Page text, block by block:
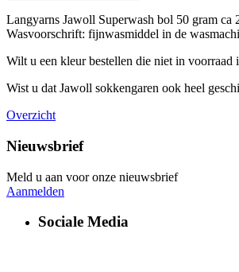
Langyarns Jawoll Superwash bol 50 gram
Wasvoorschrift: fijnwasmiddel in de
Wilt u een kleur bestellen die niet in voorraad
Wist u dat Jawoll sokkengaren ook heel
Overzicht
Nieuwsbrief
Meld u aan voor onze nieuwsbrief
Aanmelden
Sociale Media